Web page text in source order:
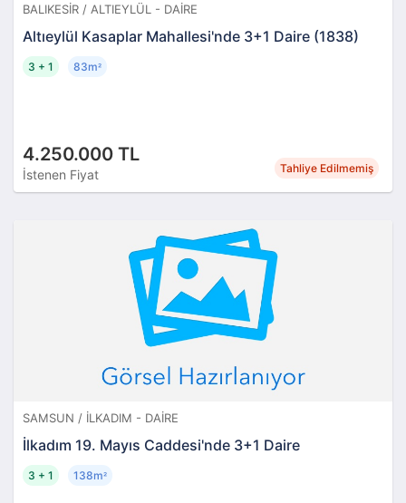
BALIKESIR / ALTIEYLÜL - DAIRE
Altıeylül Kasaplar Mahallesi'nde 3+1 Daire (1838)
4.250.000 TL
İstenen Fiyat Tahliye Edilmemiş
3 + 1 83m²
SAMSUN / İLKADIM - DAIRE
İlkadım 19. Mayıs Caddesi'nde 3+1 Daire
3 + 1 138m²